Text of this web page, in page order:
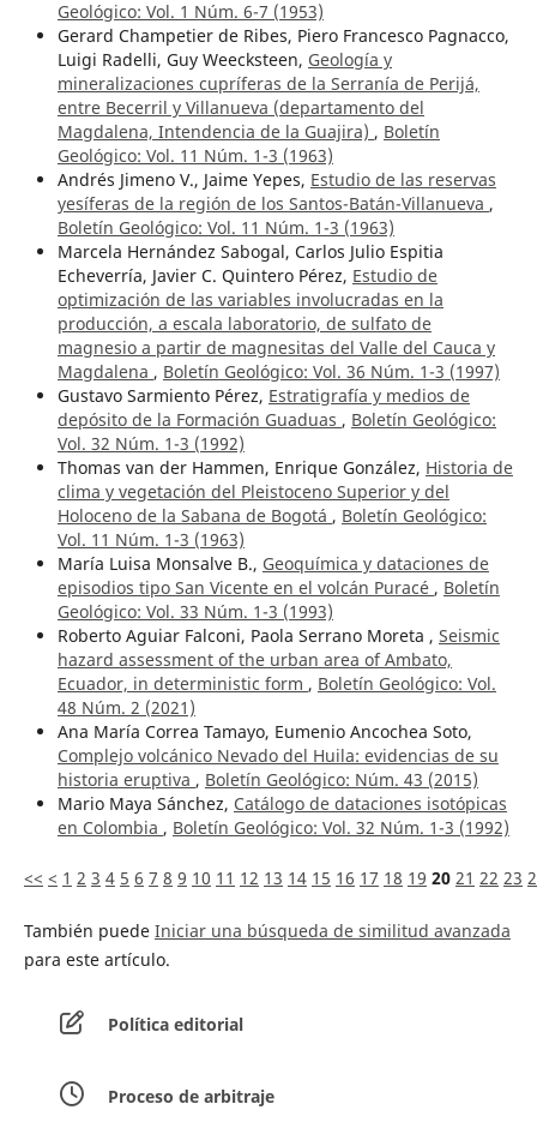
Geológico: Vol. 1 Núm. 6-7 (1953)
Gerard Champetier de Ribes, Piero Francesco Pagnacco,
Luigi Radelli, Guy Weecksteen, Geología y
mineralizaciones cupríferas de la Serranía de Perijá,
entre Becerril y Villanueva (departamento del
Magdalena, Intendencia de la Guajira) , Boletín
Geológico: Vol. 11 Núm. 1-3 (1963)
Andrés Jimeno V., Jaime Yepes, Estudio de las reservas
yesíferas de la región de los Santos-Batán-Villanueva ,
Boletín Geológico: Vol. 11 Núm. 1-3 (1963)
Marcela Hernández Sabogal, Carlos Julio Espitia
Echeverría, Javier C. Quintero Pérez, Estudio de
optimización de las variables involucradas en la
producción, a escala laboratorio, de sulfato de
magnesio a partir de magnesitas del Valle del Cauca y
Magdalena , Boletín Geológico: Vol. 36 Núm. 1-3 (1997)
Gustavo Sarmiento Pérez, Estratigrafía y medios de
depósito de la Formación Guaduas , Boletín Geológico:
Vol. 32 Núm. 1-3 (1992)
Thomas van der Hammen, Enrique González, Historia de
clima y vegetación del Pleistoceno Superior y del
Holoceno de la Sabana de Bogotá , Boletín Geológico:
Vol. 11 Núm. 1-3 (1963)
María Luisa Monsalve B., Geoquímica y dataciones de
episodios tipo San Vicente en el volcán Puracé , Boletín
Geológico: Vol. 33 Núm. 1-3 (1993)
Roberto Aguiar Falconi, Paola Serrano Moreta , Seismic
hazard assessment of the urban area of Ambato,
Ecuador, in deterministic form , Boletín Geológico: Vol.
48 Núm. 2 (2021)
Ana María Correa Tamayo, Eumenio Ancochea Soto,
Complejo volcánico Nevado del Huila: evidencias de su
historia eruptiva , Boletín Geológico: Núm. 43 (2015)
Mario Maya Sánchez, Catálogo de dataciones isotópicas
en Colombia , Boletín Geológico: Vol. 32 Núm. 1-3 (1992)
<< < 1 2 3 4 5 6 7 8 9 10 11 12 13 14 15 16 17 18 19 20 21 22 23
También puede Iniciar una búsqueda de similitud avanzada
para este artículo.
Política editorial
Proceso de arbitraje